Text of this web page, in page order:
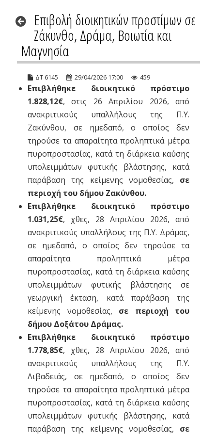
Επιβολή διοικητικών προστίμων σε
Ζάκυνθο, Δράμα, Βοιωτία και
Μαγνησία
ΔΤ 6145 29/04/2026 17:00 459
Επιβλήθηκε διοικητικό πρόστιμο
1.828,12€, στις 26 Απριλίου 2026, από
ανακριτικούς υπαλλήλους της Π.Υ.
Ζακύνθου, σε ημεδαπό, ο οποίος δεν
τηρούσε τα απαραίτητα προληπτικά μέτρα
πυροπροστασίας, κατά τη διάρκεια καύσης
υπολειμμάτων φυτικής βλάστησης, κατά
παράβαση της κείμενης νομοθεσίας, σε
περιοχή του δήμου Ζακύνθου.
Επιβλήθηκε διοικητικό πρόστιμο
1.031,25€, χθες, 28 Απριλίου 2026, από
ανακριτικούς υπαλλήλους της Π.Υ. Δράμας,
σε ημεδαπό, ο οποίος δεν τηρούσε τα
απαραίτητα προληπτικά μέτρα
πυροπροστασίας, κατά τη διάρκεια καύσης
υπολειμμάτων φυτικής βλάστησης σε
γεωργική έκταση, κατά παράβαση της
κείμενης νομοθεσίας, σε περιοχή του
δήμου Δοξάτου Δράμας.
Επιβλήθηκε διοικητικό πρόστιμο
1.778,85€, χθες, 28 Απριλίου 2026, από
ανακριτικούς υπαλλήλους της Π.Υ.
Λιβαδειάς, σε ημεδαπό, ο οποίος δεν
τηρούσε τα απαραίτητα προληπτικά μέτρα
πυροπροστασίας, κατά τη διάρκεια καύσης
υπολειμμάτων φυτικής βλάστησης, κατά
παράβαση της κείμενης νομοθεσίας, σε